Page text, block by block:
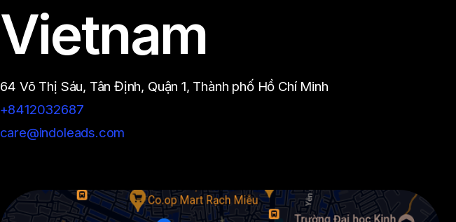
Vietnam
64 Võ Thị Sáu, Tân Định, Quận 1, Thành phố Hồ Chí Minh
+8412032687
care@indoleads.com